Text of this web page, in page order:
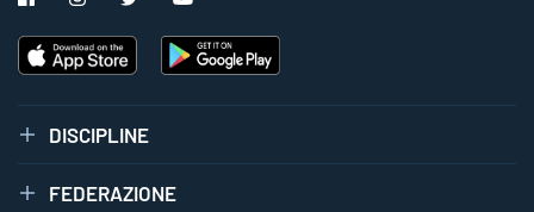
DISCIPLINE
FEDERAZIONE